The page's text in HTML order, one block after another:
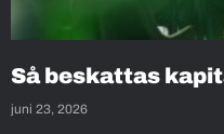
Så beskattas
juni 23, 2026